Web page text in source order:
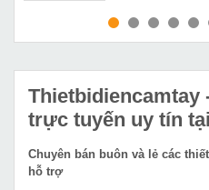
MUA NGAY
Thietbidiencamtay
trực tuyến uy tín
Chuyên bán buôn và lẻ các
hỗ trợ